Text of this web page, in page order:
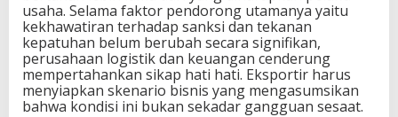
usaha. Selama faktor pendorong utamanya yaitu
kekhawatiran terhadap sanksi dan tekanan
kepatuhan belum berubah secara signifikan,
perusahaan logistik dan keuangan cenderung
mempertahankan sikap hati hati. Eksportir harus
menyiapkan skenario bisnis yang mengasumsikan
bahwa kondisi ini bukan sekadar gangguan sesaat.